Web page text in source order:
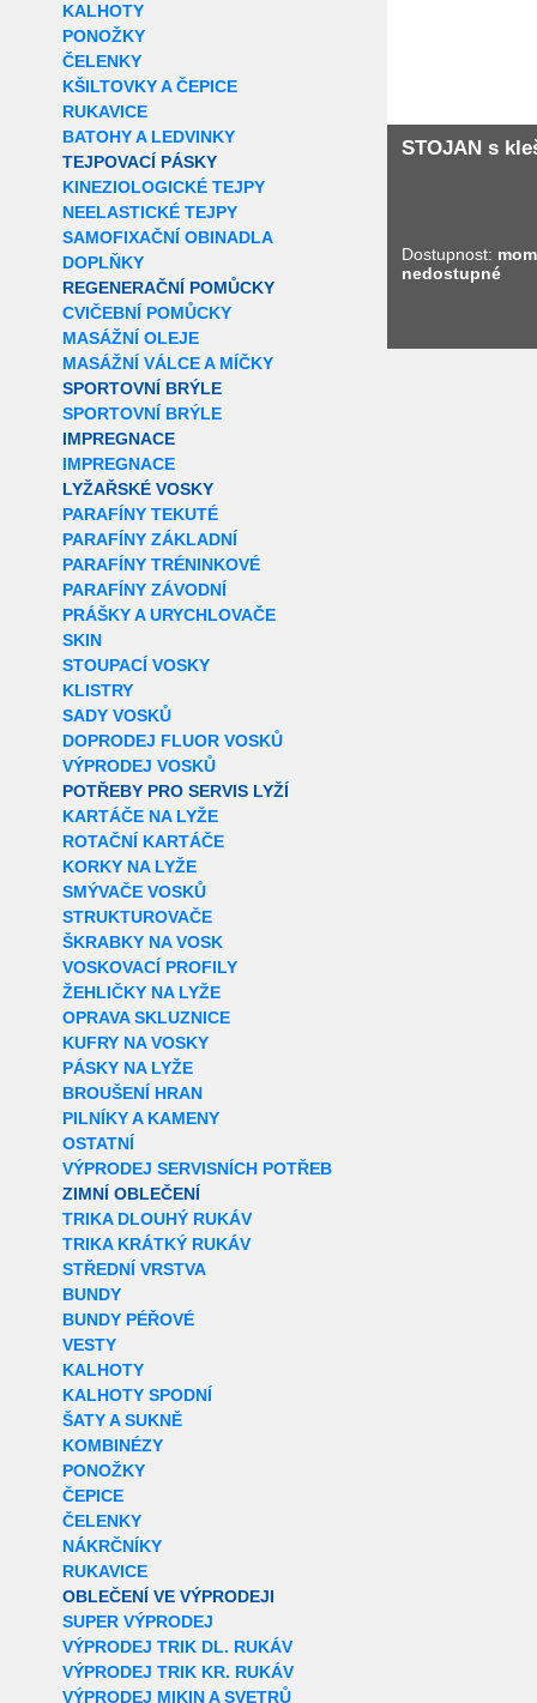
KALHOTY
PONOŽKY
ČELENKY
KŠILTOVKY A ČEPICE
RUKAVICE
BATOHY A LEDVINKY
TEJPOVACÍ PÁSKY
KINEZIOLOGICKÉ TEJPY
NEELASTICKÉ TEJPY
SAMOFIXAČNÍ OBINADLA
DOPLŇKY
REGENERAČNÍ POMŮCKY
CVIČEBNÍ POMŮCKY
MASÁŽNÍ OLEJE
MASÁŽNÍ VÁLCE A MÍČKY
SPORTOVNÍ BRÝLE
SPORTOVNÍ BRÝLE
IMPREGNACE
IMPREGNACE
LYŽAŘSKÉ VOSKY
PARAFÍNY TEKUTÉ
PARAFÍNY ZÁKLADNÍ
PARAFÍNY TRÉNINKOVÉ
PARAFÍNY ZÁVODNÍ
PRÁŠKY A URYCHLOVAČE
SKIN
STOUPACÍ VOSKY
KLISTRY
SADY VOSKŮ
DOPRODEJ FLUOR VOSKŮ
VÝPRODEJ VOSKŮ
POTŘEBY PRO SERVIS LYŽÍ
KARTÁČE NA LYŽE
ROTAČNÍ KARTÁČE
KORKY NA LYŽE
SMÝVAČE VOSKŮ
STRUKTUROVAČE
ŠKRABKY NA VOSK
VOSKOVACÍ PROFILY
ŽEHLIČKY NA LYŽE
OPRAVA SKLUZNICE
KUFRY NA VOSKY
PÁSKY NA LYŽE
BROUŠENÍ HRAN
PILNÍKY A KAMENY
OSTATNÍ
VÝPRODEJ SERVISNÍCH POTŘEB
ZIMNÍ OBLEČENÍ
TRIKA DLOUHÝ RUKÁV
TRIKA KRÁTKÝ RUKÁV
STŘEDNÍ VRSTVA
BUNDY
BUNDY PÉŘOVÉ
VESTY
KALHOTY
KALHOTY SPODNÍ
ŠATY A SUKNĚ
KOMBINÉZY
PONOŽKY
ČEPICE
ČELENKY
NÁKRČNÍKY
RUKAVICE
OBLEČENÍ VE VÝPRODEJI
SUPER VÝPRODEJ
VÝPRODEJ TRIK DL. RUKÁV
VÝPRODEJ TRIK KR. RUKÁV
VÝPRODEJ MIKIN A SVETRŮ
STOJAN s
Dostupnost:
nedostupné